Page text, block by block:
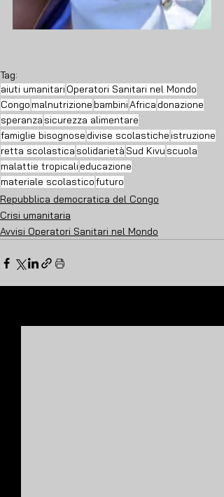
Tag:
aiuti umanitariOperatori Sanitari nel Mondo
CongomalnutrizionebambiniAfricadonazione
speranza sicurezza alimentare
famiglie bisognosedivise scolasticheistruzione
retta scolastica solidarietà Sud Kivu scuola
malattie tropicalieducazione
materiale scolasticofuturo
Repubblica democratica del Congo
Crisi umanitaria
Avvisi Operatori Sanitari nel Mondo